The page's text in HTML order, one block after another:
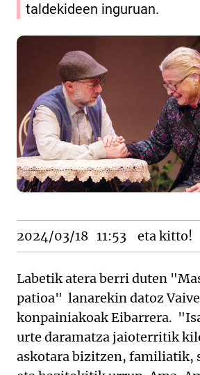
taldekideen inguruan.
2024/03/18 11:53 eta kitto!
Labetik atera berri duten
patioa" lanarekin datoz
konpainiakoak Eibarrera.
urte daramatza jaioterritik
askotara bizitzen, familiatik,